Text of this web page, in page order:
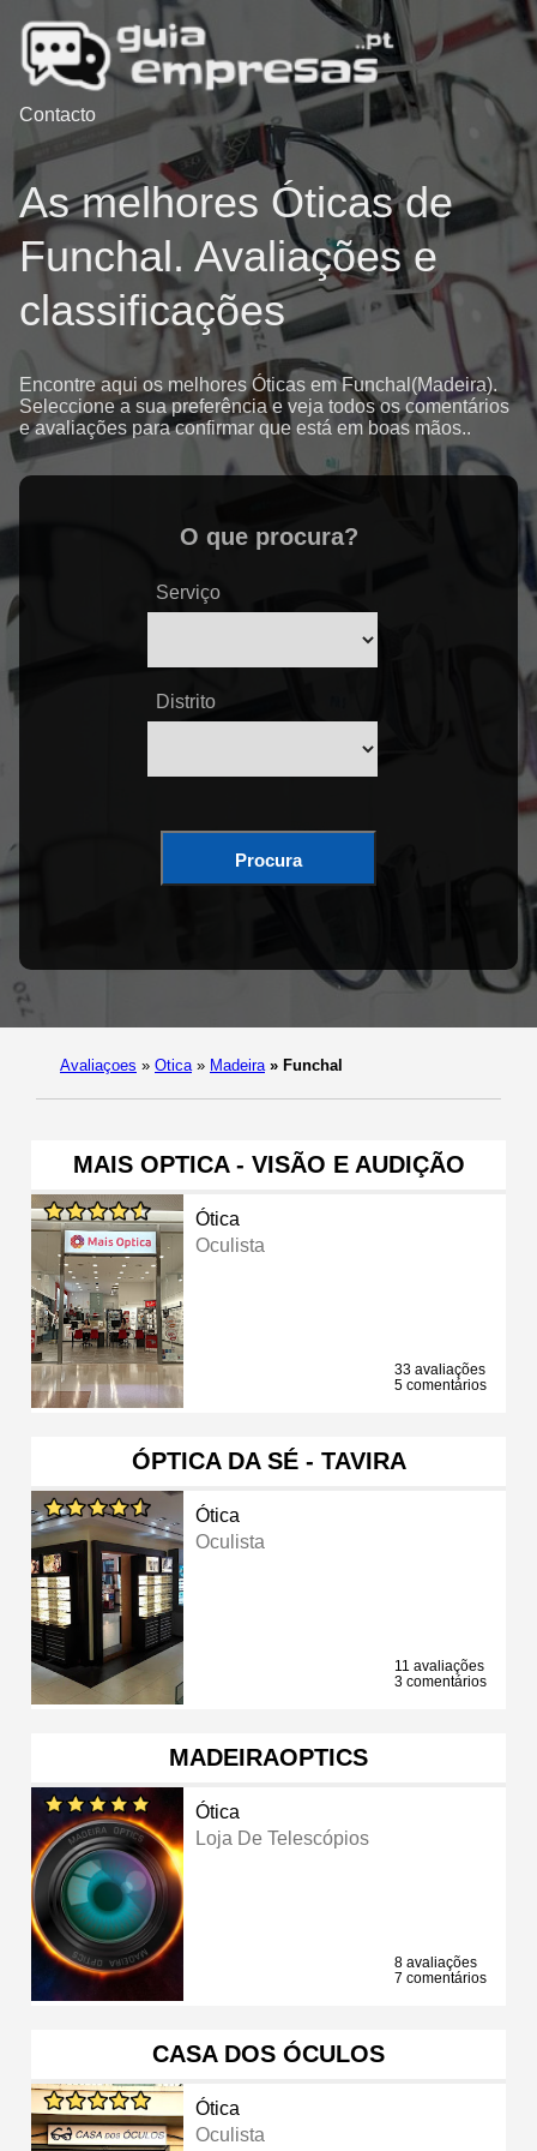
Contacto
As melhores Óticas de
Funchal. Avaliações e
classificações
Encontre aqui os melhores Óticas em Funchal(Madeira).
Seleccione a sua preferência e veja todos os comentários
e avaliações para confirmar que está em boas mãos..
O que procura?
Serviço
Distrito
Procura
Avaliaçoes » Otica » Madeira » Funchal
MAIS OPTICA - VISÃO E AUDIÇÃO
Ótica
Oculista
33 avaliações
5 comentários
ÓPTICA DA SÉ - TAVIRA
Ótica
Oculista
11 avaliações
3 comentários
MADEIRAOPTICS
Ótica
Loja De Telescópios
8 avaliações
7 comentários
CASA DOS ÓCULOS
Ótica
Oculista